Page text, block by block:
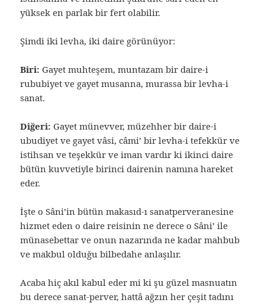
yüksek en parlak bir fert olabilir.
Şimdi iki levha, iki daire görünüyor:
Biri: Gayet muhteşem, muntazam bir daire-i
rububiyet ve gayet musanna, murassa bir levha-i
sanat.
Diğeri: Gayet münevver, müzehher bir daire-i
ubudiyet ve gayet vâsi, câmi’ bir levha-i tefekkür ve
istihsan ve teşekkür ve iman vardır ki ikinci daire
bütün kuvvetiyle birinci dairenin namına hareket
eder.
İşte o Sâni’in bütün makasıd-ı sanatperveranesine
hizmet eden o daire reisinin ne derece o Sâni’ ile
münasebettar ve onun nazarında ne kadar mahbub
ve makbul olduğu bilbedahe anlaşılır.
Acaba hiç akıl kabul eder mi ki şu güzel masnuatın
bu derece sanat-perver, hattâ ağzın her çeşit tadını